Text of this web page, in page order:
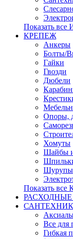
Показать
КРЕПЕЖ
Анкеры
Болты/
Гайки
Гвозди
Дюбели
Опоры,
Хомуты
Шайбы и
Шурупы
Показать
Все для
Гибкая